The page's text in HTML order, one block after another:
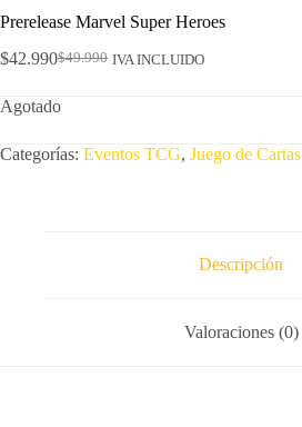
Prerelease Marvel Super Heroes
$49.990
El
original
$49.990.
$42.990El
actual
$42.990.
IVA INCLUIDO
Agotado
Categorías: Eventos TCG, Juego de Cartas
Descripción
Valoraciones (0)